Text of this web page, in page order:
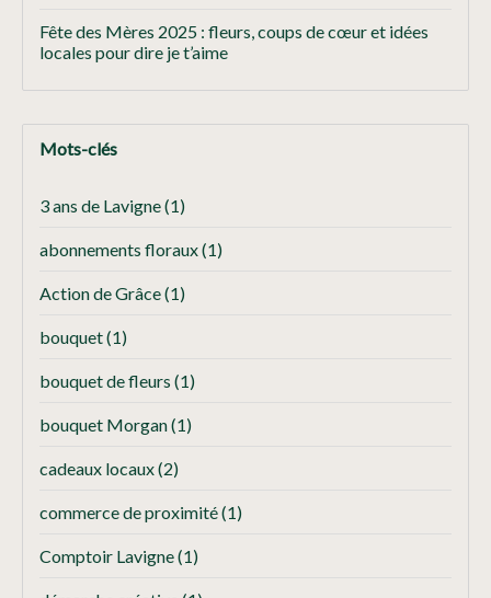
Fête des Mères 2025 : fleurs, coups de cœur et idées
locales pour dire je t’aime
Mots-clés
3 ans de Lavigne(1)
abonnements floraux(1)
Action de Grâce(1)
bouquet(1)
bouquet de fleurs (1)
bouquet Morgan(1)
cadeaux locaux(2)
commerce de proximité(1)
Comptoir Lavigne(1)